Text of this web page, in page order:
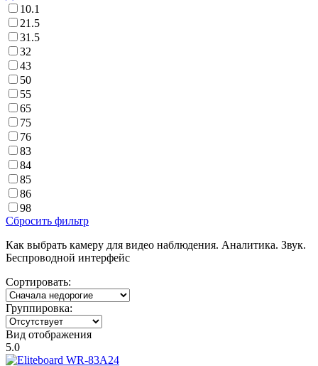
10.1
21.5
31.5
32
43
50
55
65
75
76
83
84
85
86
98
Сброcить фильтр
Как выбрать камеру для видео наблюдения. Аналитика. Звук.
Беспроводной интерфейс
Сортировать:
Группировка:
Вид отображения
5.0